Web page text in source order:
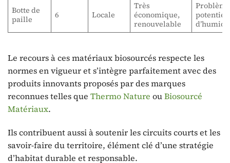
Botte de
paille
6 Locale
Très
économique,
renouvelable
Le recours à ces matériaux biosourcés respecte les
normes en vigueur et s’intègre parfaitement avec des
produits innovants proposés par des marques
reconnues telles que Thermo Nature ouBiosourcé
Matériaux.
Ils contribuent aussi à soutenir les circuits courts et les
savoir-faire du territoire, élément clé d’une stratégie
d’habitat durable et responsable.